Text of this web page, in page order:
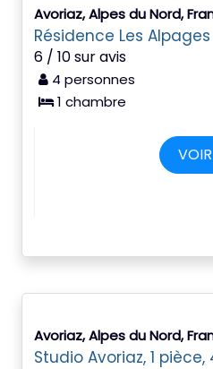
Avoriaz, Alpes du Nord,
Résidence Les
6 / 10 sur avis
4 personnes
1 chambre
Avoriaz, Alpes du Nord,
Studio Avoriaz, 1